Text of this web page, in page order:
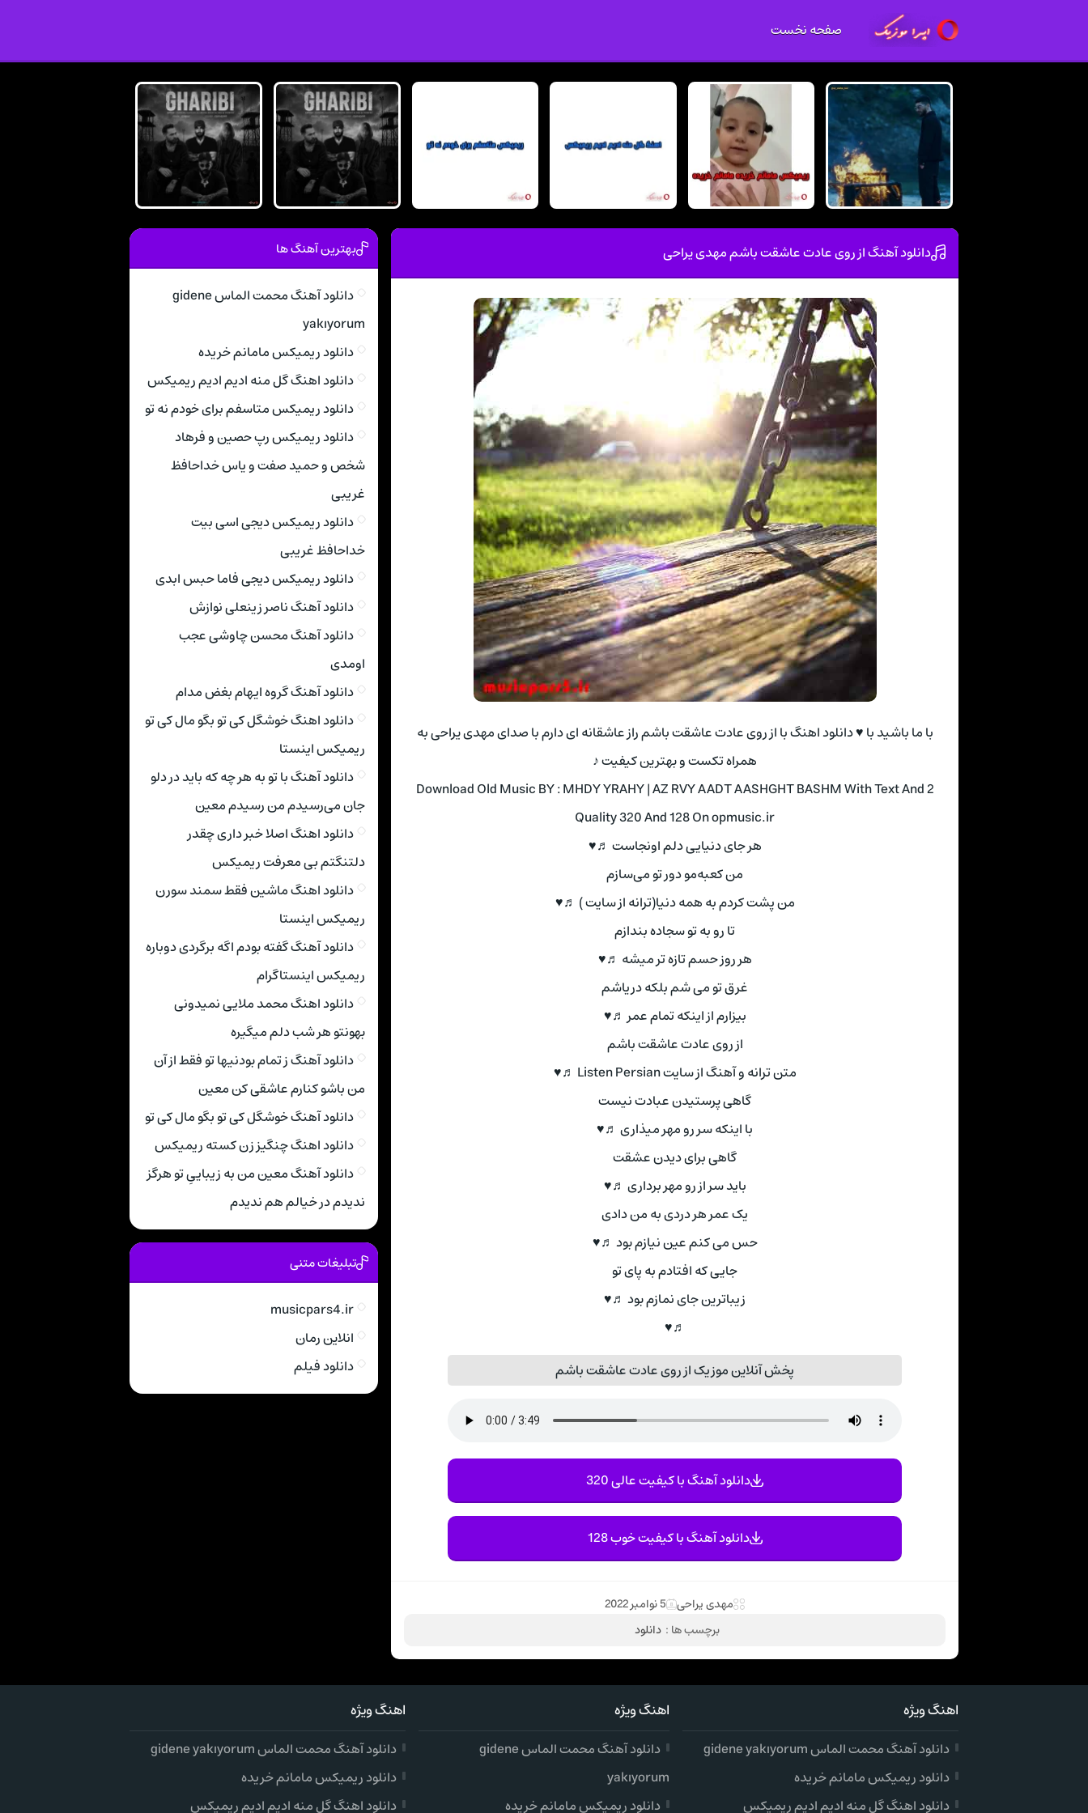
صفحه نخست
دانلود آهنگ از روی عادت عاشقت باشم مهدی یراحی
با ما باشید با ♥ دانلود اهنگ با از روی عادت عاشقت باشم راز عاشقانه ای دارم با صدای مهدی یراحی به
همراه تکست و بهترین کیفیت ♪
Download Old Music BY : MHDY YRAHY | AZ RVY AADT AASHGHT BASHM With Text And 2
Quality 320 And 128 On opmusic.ir
هر جای دنیایی دلم اونجاست ♬♥
من کعبه‌‌مو دور تو می‌سازم
من پشت کردم به همه دنیا(ترانه از سایت ) ♬♥
تا رو به تو سجاده بندازم
هر روز حسم تازه تر میشه ♬♥
غرق تو می شم بلکه دریاشم
بیزارم از اینکه تمام عمر ♬♥
از روی عادت عاشقت باشم
متن ترانه و آهنگ از سایت Listen Persian ♬♥
گاهی پرستیدن عبادت نیست
با اینکه سر رو مهر میذاری ♬♥
گاهی برای دیدن عشقت
باید سر از رو مهر برداری ♬♥
یک عمر هر دردی به من دادی
حس می کنم عین نیازم بود ♬♥
جایی که افتادم به پای تو
زیباترین جای نمازم بود ♬♥
♬♥
پخش آنلاین موزیک از روی عادت عاشقت باشم
دانلود آهنگ با کیفیت عالی 320
دانلود آهنگ با کیفیت خوب 128
مهدی یراحی 5 نوامبر 2022
برچسب ها : دانلود
بهترین آهنگ ها
دانلود آهنگ محمت الماس gidene
yakıyorum
دانلود ریمیکس مامانم خریده
دانلود اهنگ گل منه ادیم ادیم ریمیکس
دانلود ریمیکس متاسفم برای خودم نه تو
دانلود ریمیکس رپ حصین و فرهاد
شخص و حمید صفت و یاس خداحافظ
غریبی
دانلود ریمیکس دیجی اسی بیت
خداحافظ غریبی
دانلود ریمیکس دیجی فاما حبس ابدی
دانلود آهنگ ناصر زینعلی نوازش
دانلود آهنگ محسن چاوشی عجب
اومدی
دانلود آهنگ گروه ایهام بغض مدام
دانلود اهنگ خوشگل کی تو بگو مال کی تو
ریمیکس اینستا
دانلود آهنگ با تو به هر چه که باید در دلو
جان می‌رسیدم من رسیدم معین
دانلود اهنگ اصلا خبر داری چقدر
دلتنگتم بی معرفت ریمیکس
دانلود اهنگ ماشین فقط سمند سورن
ریمیکس اینستا
دانلود آهنگ گفته بودم اگه برگردی دوباره
ریمیکس اینستاگرام
دانلود اهنگ محمد ملایی نمیدونی
بهونتو هر شب دلم میگیره
دانلود آهنگ ز تمام بودنیها تو فقط از آن
من باشو کنارم عاشقی کن معین
دانلود آهنگ خوشگل کی تو بگو مال کی تو
دانلود اهنگ چنگیز زن کسته ریمیکس
دانلود آهنگ معین من به زیباییِ تو هرگز
ندیدم در خیالم هم ندیدم
تبلیغات متنی
musicpars4.ir
انلاین رمان
دانلود فیلم
اهنگ ویژه
دانلود آهنگ محمت الماس gidene yakıyorum
دانلود ریمیکس مامانم خریده
دانلود اهنگ گل منه ادیم ادیم ریمیکس
اهنگ ویژه
دانلود آهنگ محمت الماس gidene
yakıyorum
دانلود ریمیکس مامانم خریده
اهنگ ویژه
دانلود آهنگ محمت الماس gidene yakıyorum
دانلود ریمیکس مامانم خریده
دانلود اهنگ گل منه ادیم ادیم ریمیکس